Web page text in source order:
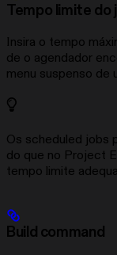
Tempo limite do
Insira o tempo
de o agendador
menu suspenso de
Os scheduled jobs
do que no Project
tempo limite
Build command